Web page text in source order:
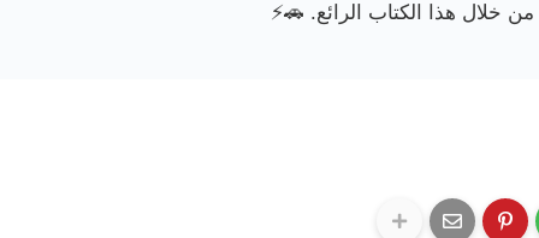
من خلال هذا الكتاب الرائع. 🚗⚡